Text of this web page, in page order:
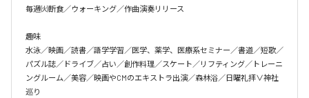
毎週㈫断食／ウォーキング／作曲演奏リリース
趣味
水泳／映画／読書／語学学習／医学、薬学、医療系セミナー／書道／短歌／
パズル誌／ドライブ／占い／創作料理／スケート／リフティング／トレーニ
ングルーム／美容／映画やCMのエキストラ出演／森林浴／日曜礼拝∨神社
巡り